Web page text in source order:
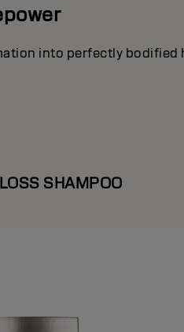
into perfectly bodified
SHAMPOO